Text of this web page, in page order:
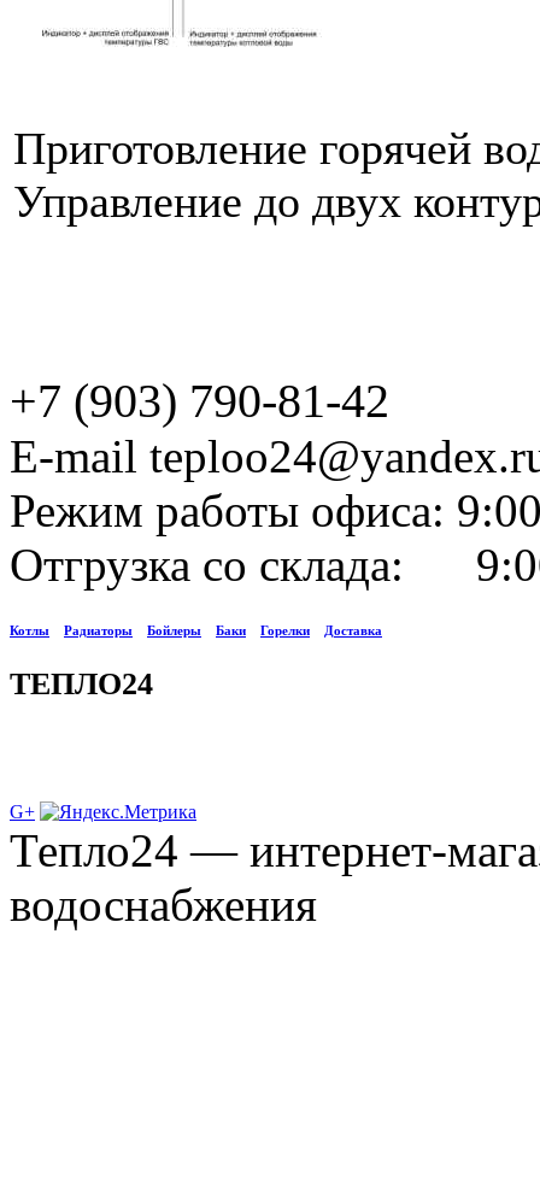
Приготовление горячей
Управление до двух
+7 (903) 790-81-42
E-mail
Режим работы офиса:
Отгрузка со склада:
Котлы Радиаторы Бойлеры Баки Горелки Доставка
ТЕПЛО24
G+
Тепло24 — интернет-
водоснабжения